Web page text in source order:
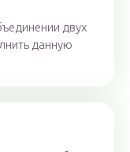
двух
данную